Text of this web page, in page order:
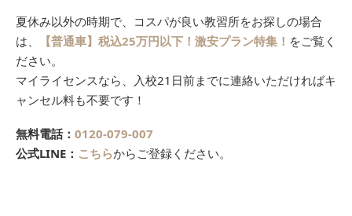
夏休み以外の時期で、コスパが良い教習所をお探しの場合
は、
【普通車】税込25万円以下！激安プラン特集！ をご覧く
ださい。
マイライセンスなら、入校21日前までに連絡いただければキ
ャンセル料も不要です！
無料電話： 0120-079-007
公式LINE： こちらからご登録ください。